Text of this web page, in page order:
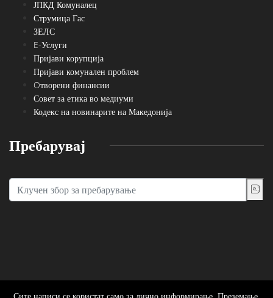
ЈПКД Комуналец
Струмица Гас
ЗЕЛС
E-Услуги
Пријави корупција
Пријави комунален проблем
Oтворени финансии
Совет за етика во медиуми
Кодекс на новинарите на Македонија
Пребарувај